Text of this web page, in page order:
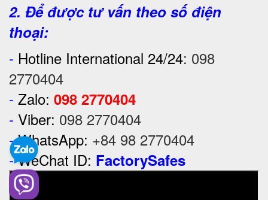
2. Để được tư vấn theo số điện
thoại:
- Hotline International 24/24: 098
2770404
- Zalo: 098 2770404
- Viber: 098 2770404
- WhatsApp: +84 98 2770404
- WeChat ID: FactorySafes